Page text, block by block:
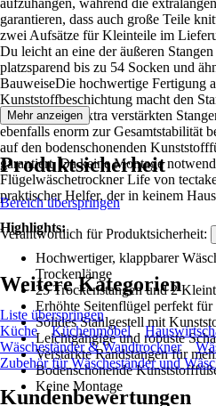
aufzuhängen, während die
garantieren, dass auch große Teile
zwei Aufsätze für Kleinteile im
Du leicht an eine der äußeren
platzsparend bis zu 54 Socken und
BauweiseDie hochwertige Fertigung
Kunststoffbeschichtung macht den
belastbar. Die extra verstärkten
ebenfalls enorm zur Gesamtstabilität
auf den bodenschonenden
garantiert. Da keine Montage
Flügelwäschetrockner Life von
praktischer Helfer, der in keinem
Highlights:
Hochwertiger, klappbarer
Trockenlänge
25 Trockenstangen und 2
Erhöhte Seitenflügel perfekt für
Solides Stahlgestell mit
Leichtgängige und robuste
Verstärkte Randstangen für
Bodenschonende
Keine Montage
Mehr anzeigen
Produktsicherheit
Bereich überspringen
Verantwortlich für Produktsicherheit:
Weitere Kategorien
Liste überspringen
Küche
Küchenmöbel
Wäscheständer & Wandtrockner
Zubehör für Wäscheständer und
Kundenbewertungen